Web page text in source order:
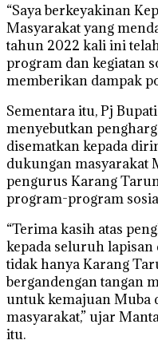
“Saya berkeyakinan
Masyarakat yang
tahun 2022 kali ini
program dan kegiatan
memberikan dampak
Sementara itu, Pj
menyebutkan
disematkan kepada
dukungan masyarakat
pengurus Karang
program-program
“Terima kasih atas
kepada seluruh lapisan
tidak hanya Karang
bergandengan tangan
untuk kemajuan Muba
masyarakat,” ujar
itu.